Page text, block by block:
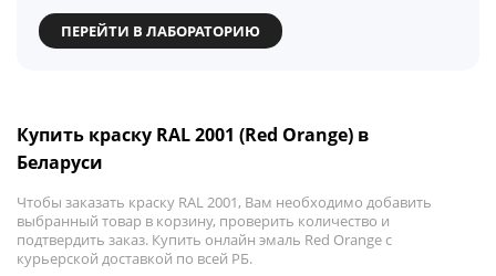
ПЕРЕЙТИ В ЛАБОРАТОРИЮ
Купить краску RAL 2001 (Red Orange) в
Беларуси
Чтобы заказать краску RAL 2001, Вам необходимо добавить
выбранный товар в корзину, проверить количество и
подтвердить заказ. Купить онлайн эмаль Red Orange с
курьерской доставкой по всей РБ.